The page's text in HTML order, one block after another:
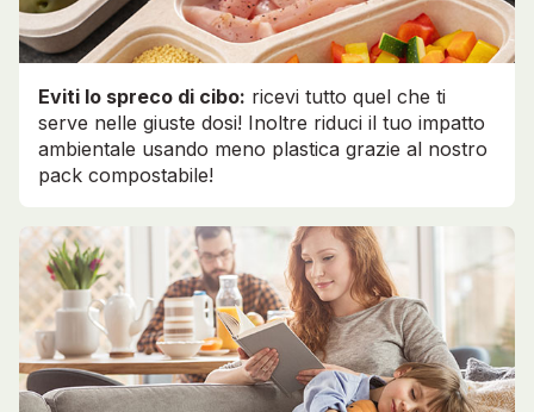
Eviti lo spreco di cibo: ricevi tutto quel che ti
serve nelle giuste dosi! Inoltre riduci il tuo impatto
ambientale usando meno plastica grazie al nostro
pack compostabile!